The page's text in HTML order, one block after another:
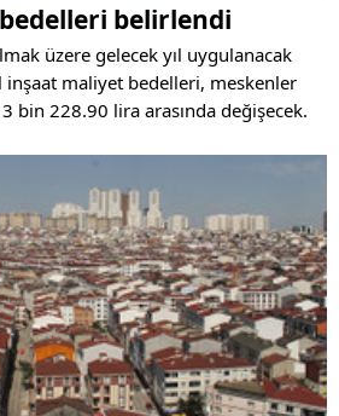
belirlendi
üzere gelecek yıl uygulanacak
maliyet bedelleri, meskenler
bin 228.90 lira arasında değişecek.